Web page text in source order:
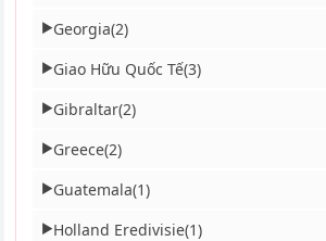
▶Georgia(2)
▶Giao Hữu Quốc Tế(3)
▶Gibraltar(2)
▶Greece(2)
▶Guatemala(1)
▶Holland Eredivisie(1)